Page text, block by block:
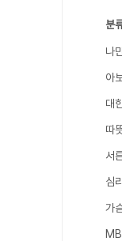
분
나
아
대
따
서
심
가